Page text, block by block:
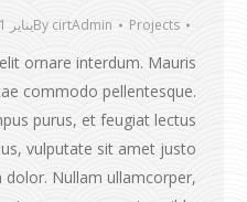
Projects
By cirtAdmin يناير 11, 2020
ornare interdum. Mauris
commodo pellentesque.
purus, et feugiat lectus
vulputate sit amet justo
dolor. Nullam ullamcorper,